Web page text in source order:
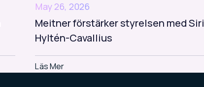
May 26, 2026
Meitner förstärker styrelsen med Siri
Hyltén-Cavallius
Läs Mer